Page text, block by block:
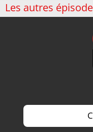
Les autres